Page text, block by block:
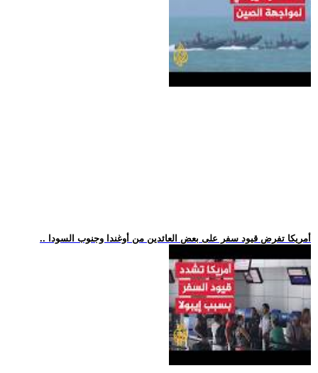
.. أمريكا تفرض قيود سفر على بعض العائدين من أوغندا وجنوب السودا